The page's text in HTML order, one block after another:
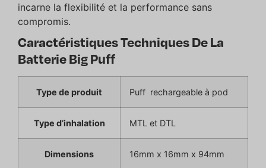
incarne la flexibilité et la performance sans
compromis.
Caractéristiques Techniques De La
Batterie Big Puff
Type de produit Puff rechargeable à pod
Type d’inhalation MTL et DTL
Dimensions 16mm x 16mm x 94mm